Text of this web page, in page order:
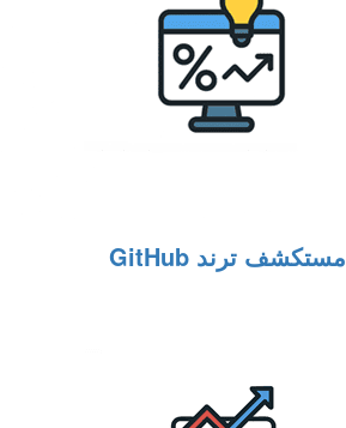
مستكشف ترند GitHub